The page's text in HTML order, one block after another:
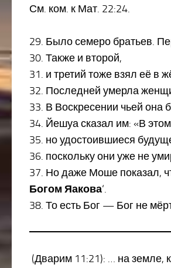
См. ком. к Мат. 22:24.
29. Было семеро братьев.
30. Также и второй,
31. и третий тоже взял её в
32. Последней умерла
33. В Воскресении чьей она
34. Йешуа сказал им: «В
35. но удостоившиеся
36. поскольку они уже не
37. Но даже Моше показал,
Богом Яакова‘.
38. То есть Бог — Бог не
(Дварим 11:21): … на земле,